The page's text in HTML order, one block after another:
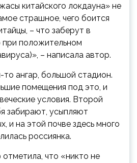
китайского локдауна» не
страшное, чего боится
– что заберут в
при положительном
– написала автор.
ангар, большой стадион.
помещения под это, и
условия. Второй
забирают, усыпляют
и на этой почве здесь много
россиянка.
отметила, что «никто не